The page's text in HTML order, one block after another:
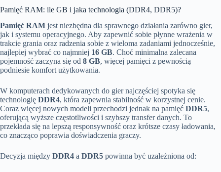
Pamięć RAM: ile GB i jaka technologia (DDR4, DDR5)?
Pamięć RAM jest niezbędna dla sprawnego działania zarówno gier,
jak i systemu operacyjnego. Aby zapewnić sobie płynne wrażenia w
trakcie grania oraz radzenia sobie z wieloma zadaniami jednocześnie,
najlepiej wybrać co najmniej 16 GB. Choć minimalna zalecana
pojemność zaczyna się od 8 GB, więcej pamięci z pewnością
podniesie komfort użytkowania.
W komputerach dedykowanych do gier najczęściej spotyka się
technologię DDR4, która zapewnia stabilność w korzystnej cenie.
Coraz więcej nowych modeli przechodzi jednak na pamięć DDR5,
oferującą wyższe częstotliwości i szybszy transfer danych. To
przekłada się na lepszą responsywność oraz krótsze czasy ładowania,
co znacząco poprawia doświadczenia graczy.
Decyzja między DDR4 a DDR5 powinna być uzależniona od: